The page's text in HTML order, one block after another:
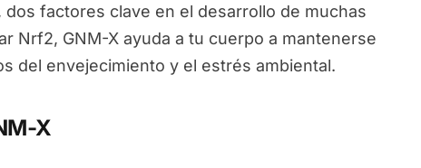
factores clave en el desarrollo de muchas
Nrf2, GNM-X ayuda a tu cuerpo a mantenerse
del envejecimiento y el estrés ambiental.
X